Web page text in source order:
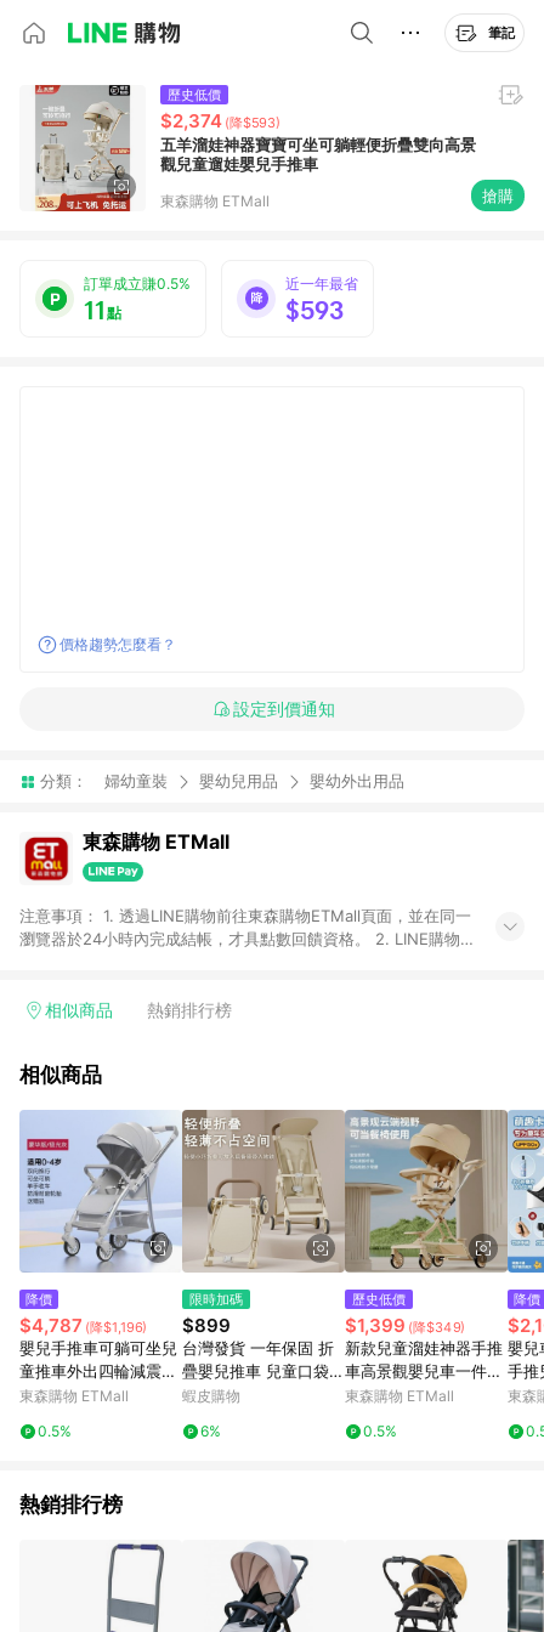
筆記
歷史低價
$2,374 (降$593)
五羊溜娃神器寶寶可坐可躺輕便折疊雙向高景
觀兒童遛娃嬰兒手推車
東森購物 ETMall 搶購
訂單成立賺0.5%
11點
近一年最省
$593
價格趨勢怎麼看？
設定到價通知
分類： 婦幼童裝 嬰幼兒用品 嬰幼外出用品
東森購物 ETMall
注意事項： 1. 透過LINE購物前往東森購物ETMall頁面，並在同一
瀏覽器於24小時內完成結帳，才具點數回饋資格。 2. LINE購物
單，皆不在點數回饋範圍內。 3. 如購買以下類別商品，將無法獲
球嚴選、商城、專案商品、「草莓網」全館商品。 4. 如取消訂
回饋。 5. 點數回饋會扣除所有折扣優惠後之最終發票金額計算，
實際回饋請依LINE購物通知為主。 6. 訂單如有使用東森購物
ETMall站內之折扣優惠(包含但不限於東森幣、樂透金、東森現金
券等)，不具點數回饋資格。詳細請依東森購物ETMall之結帳頁面
顯示為準。 7. LINE購物設有「單一商品最高回饋點數」機制(特
殊活動時開放「回饋無上限」)，以同一訂單中同一商品不論件數
計算，並依訂單成立時間當下LINE購物所設定的回饋機制為準。
如顯示之商品規格、顏色、價位、贈品與東森購物ETMall銷售網
頁不符，以銷售網頁標示為準。 9. 若有贈點爭議，請務必於訂單
日期+180天以內至LINE購物客服洽詢；若超過180天(含)以上進
行申訴，恕無法贈點回饋。 10. 部分點數紅包僅限指定商品使
用，或不適用於無回饋商品。各點數紅包之適用商品與使用條件
請依點數紅包頁面規則為準。
相似商品 熱銷排行榜
相似商品
降價
$4,787 (降$1,196)
嬰兒手推車可躺可坐兒
童推車外出四輪減震雙
向一鍵折疊
東森購物 ETMall
0.5%
限時加碼
$899
台灣發貨 一年保固 折
疊嬰兒推車 兒童口袋推
車可折疊 可躺嬰兒手推
推車 購物車
蝦皮購物
6%
歷史低價
$1,399 (降$349)
新款兒童溜娃神器手推
車高景觀嬰兒車一件折
疊寶寶推車可坐可躺
東森購物 ETMall
0.5%
降價
嬰兒
手推
曬太
東森
熱銷排行榜